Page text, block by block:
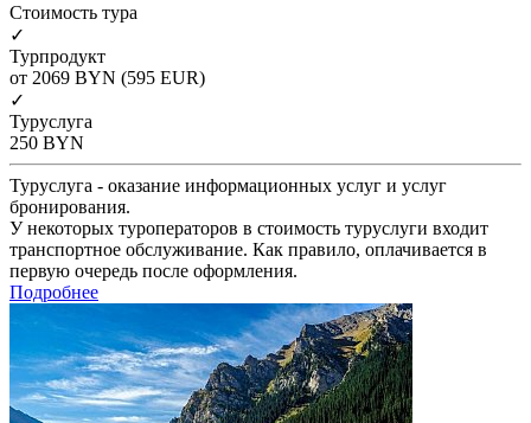
Cтоимость тура
✓
Турпродукт
от 2069 BYN (595 EUR)
✓
Туруслуга
250 BYN
Туруслуга - оказание информационных услуг и услуг
бронирования.
У некоторых туроператоров в стоимость туруслуги входит
транспортное обслуживание. Как правило, оплачивается в
первую очередь после оформления.
Подробнее